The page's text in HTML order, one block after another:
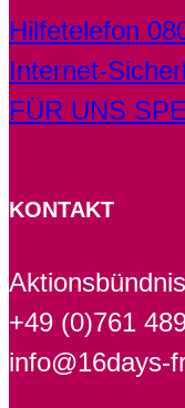
Hilfetelefon
Internet-
FÜR UNS
KONTAKT
+49 (0)761
info@16days-